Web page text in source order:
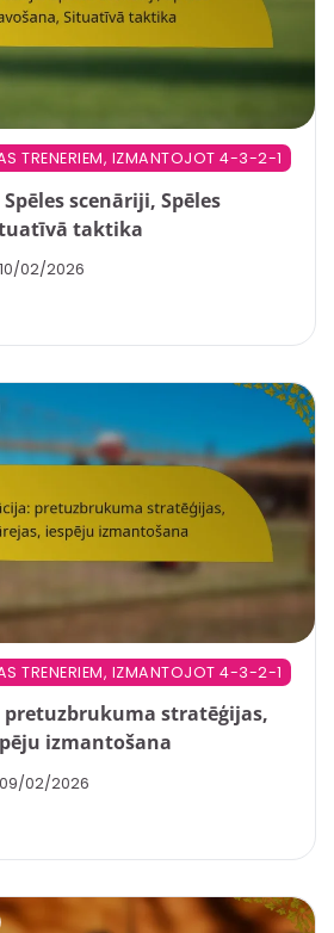
TRENERIEM, IZMANTOJOT 4-3-2-1
scenāriji, Spēles
taktika
10/02/2026
TRENERIEM, IZMANTOJOT 4-3-2-1
pretuzbrukuma stratēģijas,
izmantošana
09/02/2026